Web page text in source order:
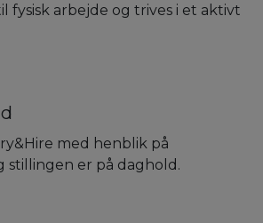
fysisk arbejde og trives i et aktivt
med henblik på
stillingen er på daghold.